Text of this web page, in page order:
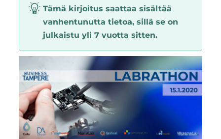
Tampere
Region
Tämä kirjoitus saattaa sisältää
vanhentunutta tietoa, sillä se on
julkaistu yli 7 vuotta sitten.